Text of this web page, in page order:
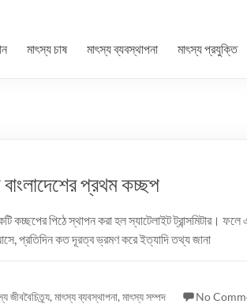
মাৎস্য চাষ মাৎস্য ব্যবস্থাপনা মাৎস্য প্রযুক্তি
বাংলাদেশের প্রথম কচ্ছপ
কচ্ছপের পিঠে স্থাপন করা হল স্যাটেলাইট ট্রান্সমিটার।
প্রতিদিন কত দূরত্ব ভ্রমণ করে ইত্যাদি তথ্য জানা
জীববৈচিত্র্য, মাৎস্য ব্যবস্থাপনা, মাৎস্য সম্পদ No